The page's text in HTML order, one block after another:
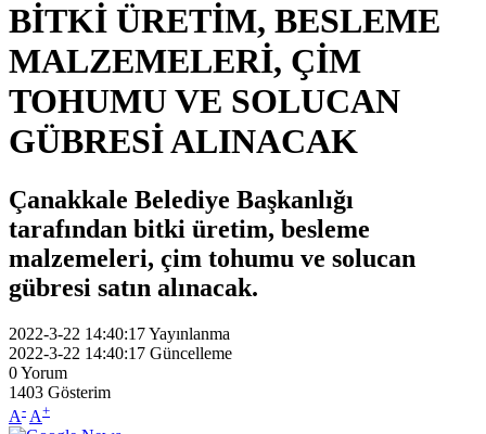
BİTKİ ÜRETİM, BESLEME
MALZEMELERİ, ÇİM
TOHUMU VE SOLUCAN
GÜBRESİ ALINACAK
Çanakkale Belediye Başkanlığı
tarafından bitki üretim, besleme
malzemeleri, çim tohumu ve solucan
gübresi satın alınacak.
2022-3-22 14:40:17Yayınlanma
2022-3-22 14:40:17 Güncelleme
0Yorum
1403 Gösterim
A- A+